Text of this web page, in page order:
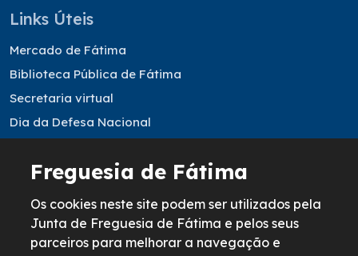
Links Úteis
Mercado de Fátima
Biblioteca Pública de Fátima
Secretaria virtual
Dia da Defesa Nacional
Informação legal
Política de Cookies
Política de Privacidade
Freguesia de Fátima
Os cookies neste site podem ser utilizados pela
Junta de Freguesia de Fátima e pelos seus
parceiros para melhorar a navegação e